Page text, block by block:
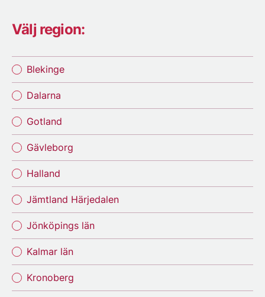
Välj region:
Blekinge
Dalarna
Gotland
Gävleborg
Halland
Jämtland Härjedalen
Jönköpings län
Kalmar län
Kronoberg